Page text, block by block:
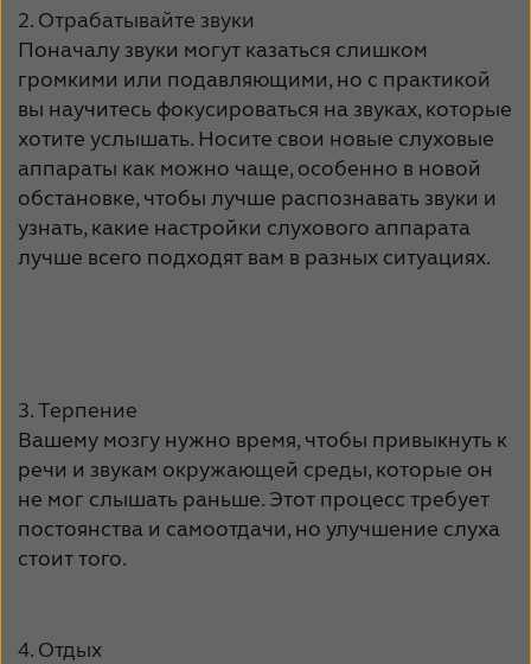
New Zealand Norge
Schweiz Suisse
Suomi Sverige
Türkçe United Kingdom
United States Österreich
2. Отрабатывайте звуки
Поначалу звуки могут казаться слишком
громкими или подавляющими, но с практикой
вы научитесь фокусироваться на звуках, которые
хотите услышать. Носите свои новые слуховые
аппараты как можно чаще, особенно в новой
обстановке, чтобы лучше распознавать звуки и
узнать, какие настройки слухового аппарата
лучше всего подходят вам в разных ситуациях.
3. Терпение
Вашему мозгу нужно время, чтобы привыкнуть к
речи и звукам окружающей среды, которые он
не мог слышать раньше. Этот процесс требует
постоянства и самоотдачи, но улучшение слуха
стоит того.
4. Отдых